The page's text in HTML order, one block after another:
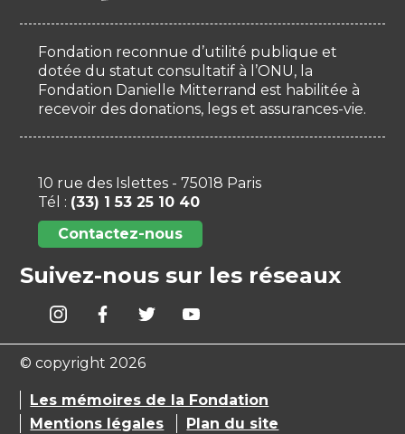
Fondation reconnue d’utilité publique et
dotée du statut consultatif à l’ONU, la
Fondation Danielle Mitterrand est habilitée à
recevoir des donations, legs et assurances-vie.
10 rue des Islettes - 75018 Paris
Tél : (33) 1 53 25 10 40
Contactez-nous
Suivez-nous sur les réseaux
© copyright 2026
Les mémoires de la Fondation
Mentions légales
Plan du site